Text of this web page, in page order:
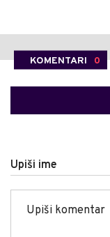
KOMENTARI 0
Upiši ime